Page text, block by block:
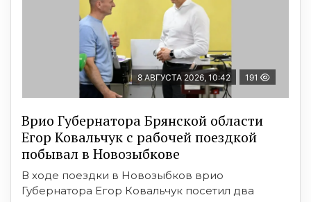
8 АВГУСТА 2026, 10:42 191
Врио Губернатора Брянской области
Егор Ковальчук с рабочей поездкой
побывал в Новозыбкове
В ходе поездки в Новозыбков врио
Губернатора Егор Ковальчук посетил два